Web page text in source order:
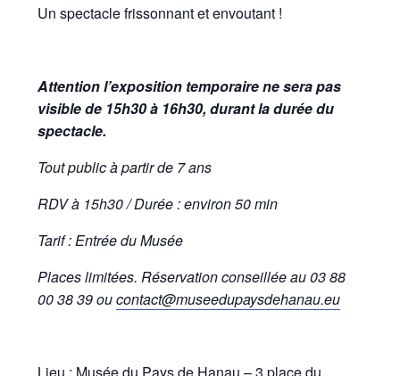
Un spectacle frissonnant et envoutant !
Attention l’exposition temporaire ne sera pas
visible de 15h30 à 16h30, durant la durée du
spectacle.
Tout public à partir de 7 ans
RDV à 15h30 / Durée : environ 50 min
Tarif : Entrée du Musée
Places limitées. Réservation conseillée au 03 88
00 38 39 oucontact@museedupaysdehanau.eu